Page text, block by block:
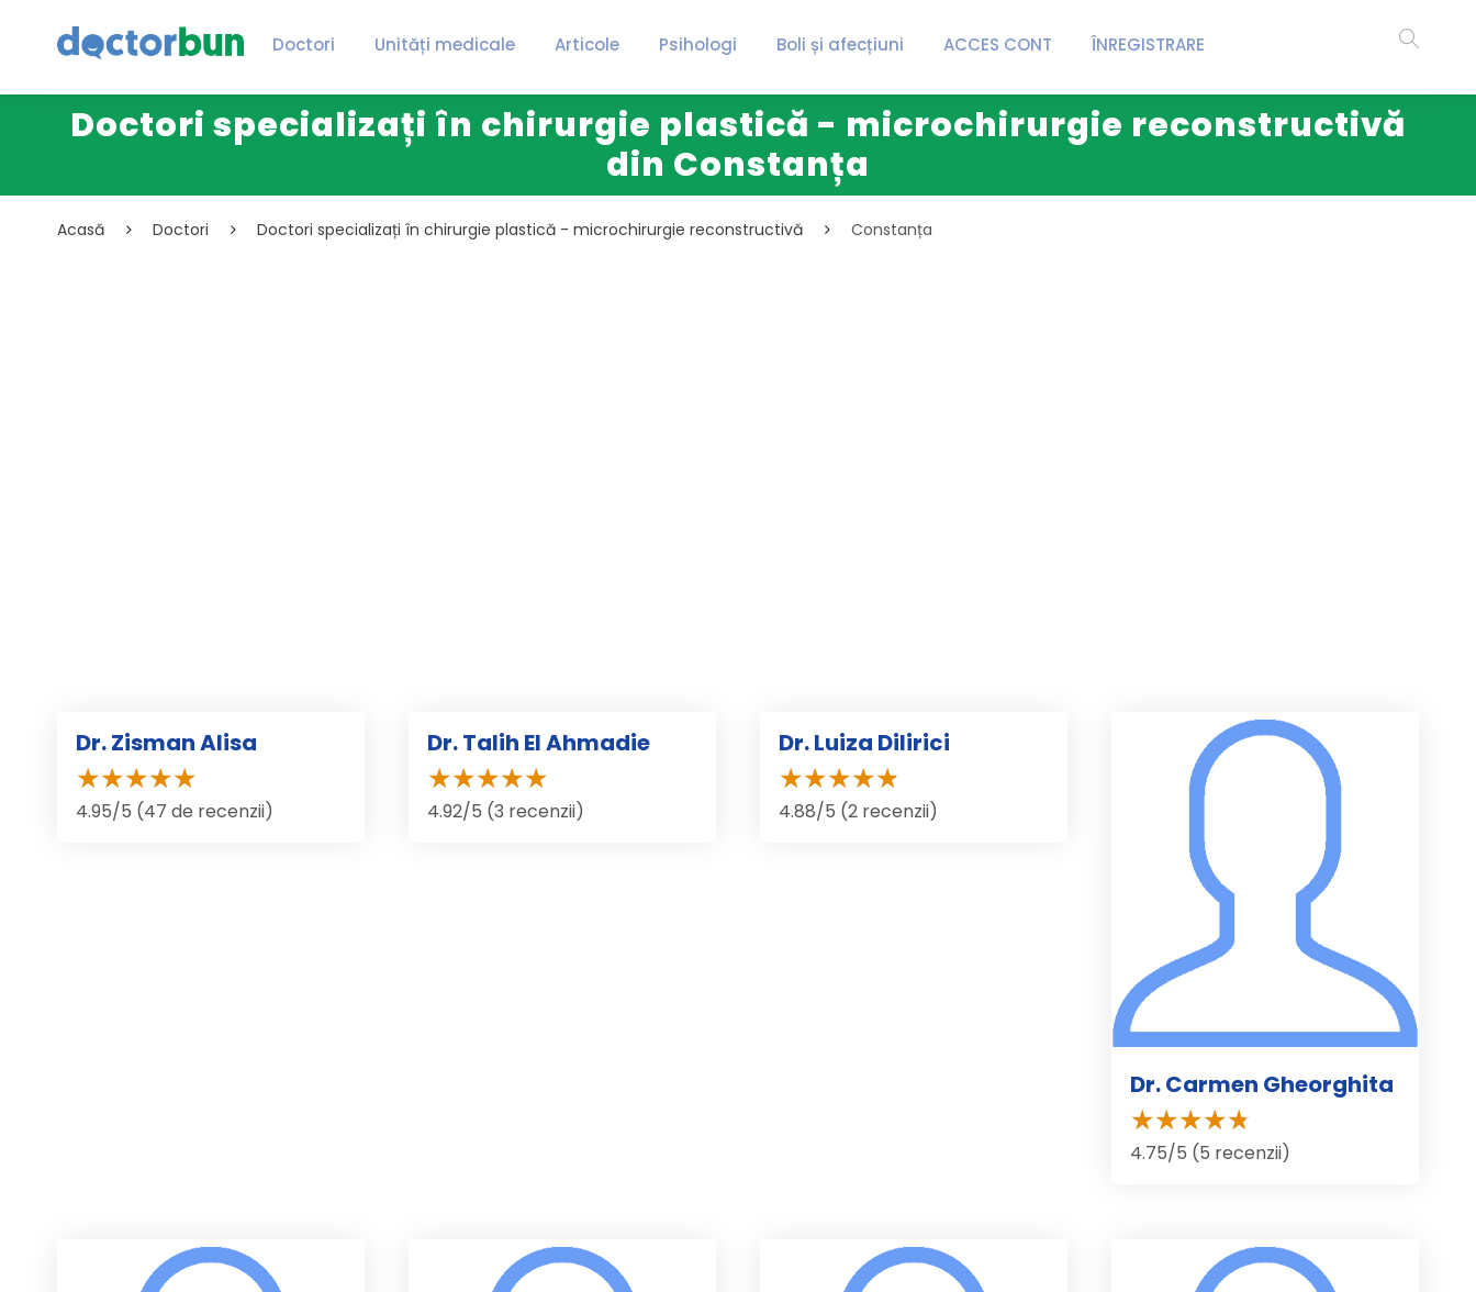
Doctori Unități medicale Articole Psihologi Boli și afecțiuni ACCES CONT ÎNREGISTRARE
Doctori specializați în chirurgie plastică - microchirurgie reconstructivă
din Constanța
Acasă Doctori Doctori specializați în chirurgie plastică - microchirurgie reconstructivă Constanța
Dr. Zisman Alisa
4.95/5 (47 de recenzii)
Dr. Talih El Ahmadie
4.92/5 (3 recenzii)
Dr. Luiza Dilirici
4.88/5 (2 recenzii)
Dr. Carmen Gheorghita
4.75/5 (5 recenzii)